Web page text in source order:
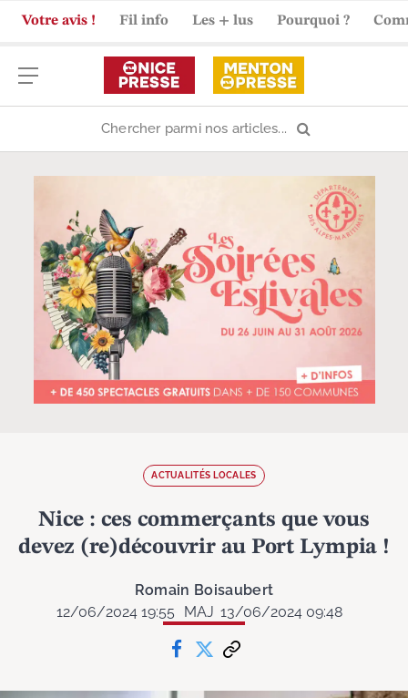
Votre avis ! Fil info Les + lus Pourquoi ?
ACTUALITÉS LOCALES
Nice : ces commerçants que vous
devez (re)découvrir au Port Lympia !
Romain Boisaubert
12/06/2024 19:55
MAJ 13/06/2024 09:48